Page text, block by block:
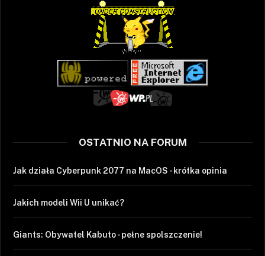
OSTATNIO NA FORUM
Jak działa Cyberpunk 2077 na MacOS - krótka opinia
Jakich modeli Wii U unikać?
Giants: Obywatel Kabuto - pełne spolszczenie!